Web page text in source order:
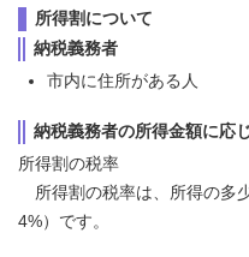
所得割について
納税義務者
市内に住所がある人
納税義務者の所得金額に応
所得割の税率
所得割の税率は、所得の多
4%）です。